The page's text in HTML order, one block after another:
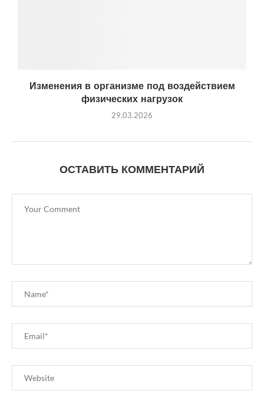
Изменения в организме под воздействием
физических нагрузок
29.03.2026
ОСТАВИТЬ КОММЕНТАРИЙ